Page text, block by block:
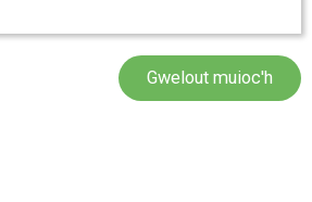
Gwelout muioc'h